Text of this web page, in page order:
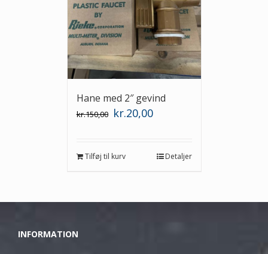
Hane med 2″ gevind
kr.150,00 Den
oprindelige
kr.150,00.
kr.20,00Den
kr.20,00.
Tilføj til kurv Detaljer
INFORMATION